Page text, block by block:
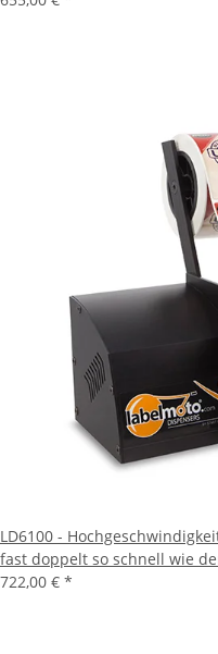
LD6100 -
fast doppelt so schnell wie
722,00 € *